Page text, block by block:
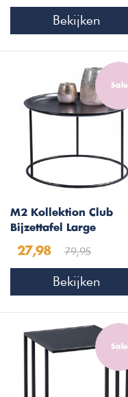
Bekijken
Sale
M2 Kollektion Club
Bijzettafel Large
27,98 79,95
Bekijken
Sale